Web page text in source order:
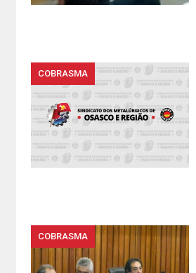
COBRASMA
COBRASMA